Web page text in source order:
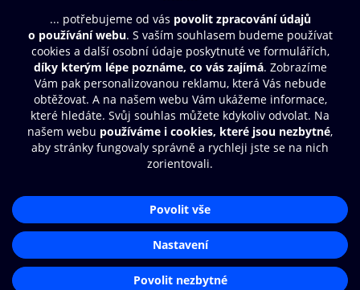
Obsah ke stažení
Moje O2 Knihovna
Další zábava
© O2 Czech Republic a.s.
Přístupnost
Zásady zpracování osobních údajů
Nastavení cookies
Aplikace O2 Knihovna
Čti a poslouchej své e-knihy a
audioknihy rychleji a pohodlněji.